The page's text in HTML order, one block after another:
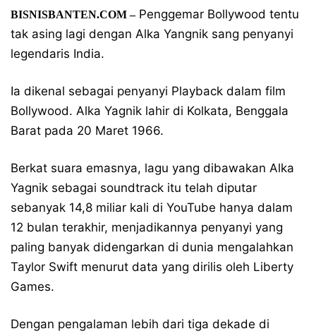
BISNISBANTEN.COM –Penggemar Bollywood tentu
tak asing lagi dengan Alka Yangnik sang penyanyi
legendaris India.
Ia dikenal sebagai penyanyi Playback dalam film
Bollywood. Alka Yagnik lahir di Kolkata, Benggala
Barat pada 20 Maret 1966.
Berkat suara emasnya, lagu yang dibawakan Alka
Yagnik sebagai soundtrack itu telah diputar
sebanyak 14,8 miliar kali di YouTube hanya dalam
12 bulan terakhir, menjadikannya penyanyi yang
paling banyak didengarkan di dunia mengalahkan
Taylor Swift menurut data yang dirilis oleh Liberty
Games.
Dengan pengalaman lebih dari tiga dekade di